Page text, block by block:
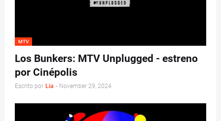
MTV
Los Bunkers: MTV Unplugged - estreno
por Cinépolis
Escrito por Lia - November 29, 2024